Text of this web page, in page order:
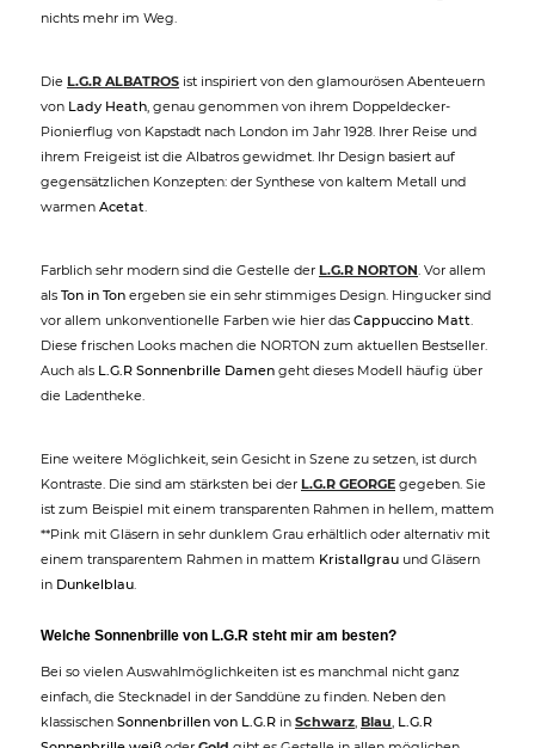
nichts mehr im Weg.
Die L.G.R ALBATROS ist inspiriert von den glamourösen Abenteuern
von Lady Heath, genau genommen von ihrem Doppeldecker-
Pionierflug von Kapstadt nach London im Jahr 1928. Ihrer Reise und
ihrem Freigeist ist die Albatros gewidmet. Ihr Design basiert auf
gegensätzlichen Konzepten: der Synthese von kaltem Metall und
warmen Acetat.
Farblich sehr modern sind die Gestelle der L.G.R NORTON. Vor allem
als Ton in Ton ergeben sie ein sehr stimmiges Design. Hingucker sind
vor allem unkonventionelle Farben wie hier das Cappuccino Matt.
Diese frischen Looks machen die NORTON zum aktuellen Bestseller.
Auch als L.G.R Sonnenbrille Damen geht dieses Modell häufig über
die Ladentheke.
Eine weitere Möglichkeit, sein Gesicht in Szene zu setzen, ist durch
Kontraste. Die sind am stärksten bei der L.G.R GEORGE gegeben. Sie
ist zum Beispiel mit einem transparenten Rahmen in hellem, mattem
**Pink mit Gläsern in sehr dunklem Grau erhältlich oder alternativ mit
einem transparentem Rahmen in mattem Kristallgrau und Gläsern
in Dunkelblau.
Welche Sonnenbrille von L.G.R steht mir am besten?
Bei so vielen Auswahlmöglichkeiten ist es manchmal nicht ganz
einfach, die Stecknadel in der Sanddüne zu finden. Neben den
klassischen Sonnenbrillen von L.G.R in Schwarz, Blau, L.G.R